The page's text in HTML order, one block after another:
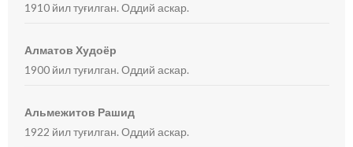
1910 йил туғилган. Оддий аскар.
Алматов Худоёр
1900 йил туғилган. Оддий аскар.
Альмежитов Рашид
1922 йил туғилган. Оддий аскар.